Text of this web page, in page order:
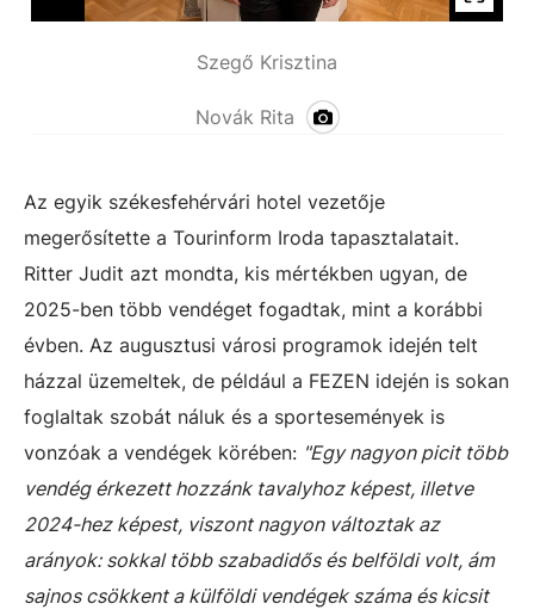
Szegő Krisztina
Novák Rita
Az egyik székesfehérvári hotel vezetője
megerősítette a Tourinform Iroda tapasztalatait.
Ritter Judit azt mondta, kis mértékben ugyan, de
2025-ben több vendéget fogadtak, mint a korábbi
évben. Az augusztusi városi programok idején telt
házzal üzemeltek, de például a FEZEN idején is sokan
foglaltak szobát náluk és a sportesemények is
vonzóak a vendégek körében: "Egy nagyon picit több
vendég érkezett hozzánk tavalyhoz képest, illetve
2024-hez képest, viszont nagyon változtak az
arányok: sokkal több szabadidős és belföldi volt, ám
sajnos csökkent a külföldi vendégek száma és kicsit